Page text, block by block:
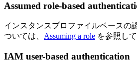
Assumed role-based
インスタンスプロファイルベースの
ついては、 Assuming a role を参照し
IAM user-based authentication